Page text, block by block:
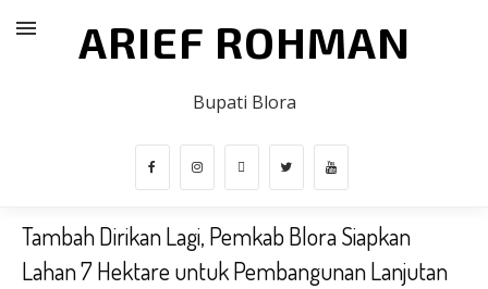
ARIEF ROHMAN
Bupati Blora
Tambah Dirikan Lagi, Pemkab Blora Siapkan
Lahan 7 Hektare untuk Pembangunan Lanjutan